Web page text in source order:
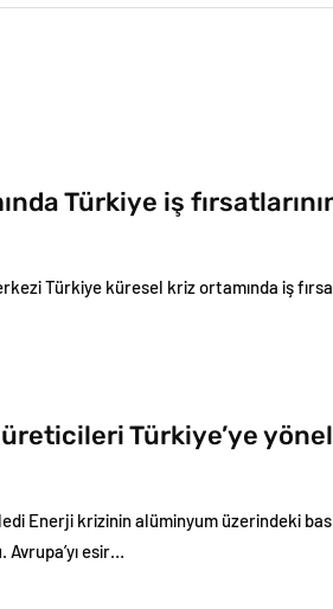
Türkiye iş
Türkiye küresel kriz ortamında iş
Türkiye’ye
Enerji krizinin alüminyum üzerindeki
Avrupa’yı esir…